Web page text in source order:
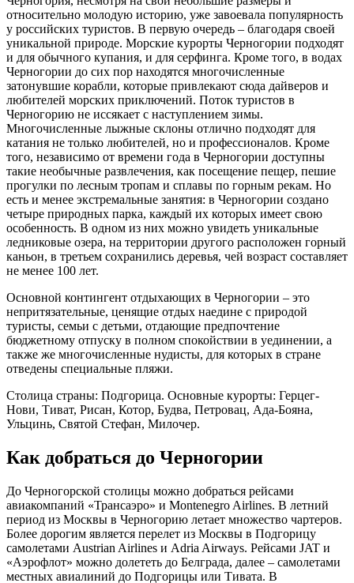
относительно молодую историю, уже завоевала популярность
у российских туристов. В первую очередь – благодаря своей
уникальной природе. Морские курорты Черногории подходят
и для обычного купания, и для серфинга. Кроме того, в водах
Черногории до сих пор находятся многочисленные
затонувшие корабли, которые привлекают сюда дайверов и
любителей морских приключений. Поток туристов в
Черногорию не иссякает с наступлением зимы.
Многочисленные лыжные склоны отлично подходят для
катания не только любителей, но и профессионалов. Кроме
того, независимо от времени года в Черногории доступны
такие необычные развлечения, как посещение пещер, пешие
прогулки по лесным тропам и сплавы по горным рекам. Но
есть и менее экстремальные занятия: в Черногории создано
четыре природных парка, каждый их которых имеет свою
особенность. В одном из них можно увидеть уникальные
ледниковые озера, на территории другого расположен горный
каньон, в третьем сохранились деревья, чей возраст составляет
не менее 100 лет.
Основной контингент отдыхающих в Черногории – это
непритязательные, ценящие отдых наедине с природой
туристы, семьи с детьми, отдающие предпочтение
бюджетному отпуску в полном спокойствии в уединении, а
также же многочисленные нудисты, для которых в стране
отведены специальные пляжи.
Столица страны: Подгорица. Основные курорты: Герцег-
Нови, Тиват, Рисан, Котор, Будва, Петровац, Ада-Бояна,
Ульцинь, Святой Стефан, Милочер.
Как добраться до Черногории
До Черногорской столицы можно добраться рейсами
авиакомпаний «Трансаэро» и Montenegro Airlines. В летний
период из Москвы в Черногорию летает множество чартеров.
Более дорогим является перелет из Москвы в Подгорицу
самолетами Austrian Airlines и Adria Airways. Рейсами JAT и
«Аэрофлот» можно долететь до Белграда, далее – самолетами
местных авиалиний до Подгорицы или Тивата. В